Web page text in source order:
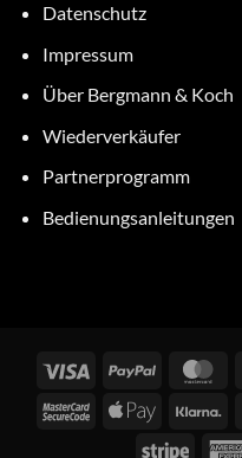
Datenschutz
Impressum
Über Bergmann & Koch
Wiederverkäufer
Partnerprogramm
Bedienungsanleitungen
Visa PayPal
MasterCardApple
Stripe